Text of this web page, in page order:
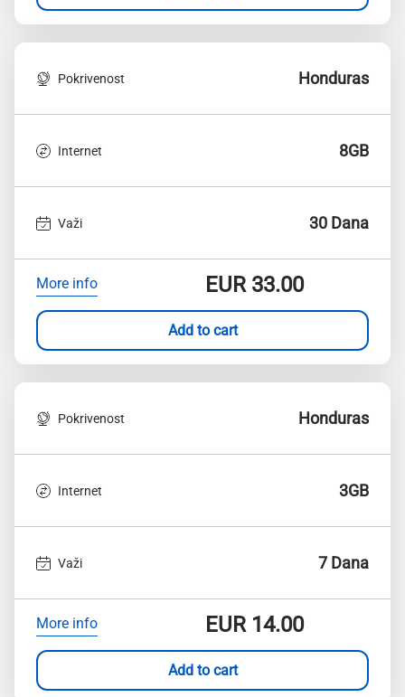
Pokrivenost Honduras
Internet 8GB
Važi 30 Dana
More info EUR33.00
Add to cart
Pokrivenost Honduras
Internet 3GB
Važi 7 Dana
More info EUR14.00
Add to cart